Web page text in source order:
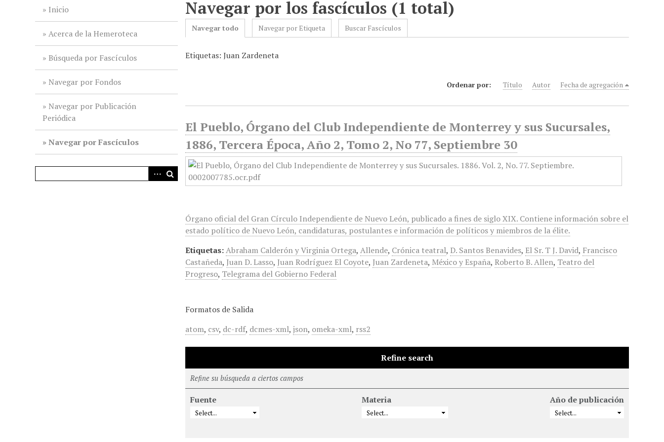
Inicio
Acerca de la Hemeroteca
Búsqueda por Fascículos
Navegar por Fondos
Navegar por Publicación
Periódica
Navegar por Fascículos
Navegar por los fascículos (1 total)
Navegar todo Navegar por Etiqueta Buscar Fascículos
Etiquetas: Juan Zardeneta
Ordenar por: Título Autor Fecha de agregación
El Pueblo, Órgano del Club Independiente de Monterrey y sus Sucursales,
1886, Tercera Época, Año 2, Tomo 2, No 77, Septiembre 30
Órgano oficial del Gran Círculo Independiente de Nuevo León, publicado a fines de siglo XIX. Contiene información sobre el
estado político de Nuevo León, candidaturas, postulantes e información de políticos y miembros de la élite.
Etiquetas:Abraham Calderón y Virginia Ortega,Allende, Crónica teatral, D. Santos Benavides, El Sr. T J. David, Francisco
Castañeda, Juan D. Lasso, Juan Rodríguez El Coyote, Juan Zardeneta, México y España, Roberto B. Allen, Teatro del
Progreso, Telegrama del Gobierno Federal
Formatos de Salida
atom, csv, dc-rdf, dcmes-xml,json, omeka-xml, rss2
Refine search
Refine su búsqueda a ciertos campos
Fuente Materia Año de publicación